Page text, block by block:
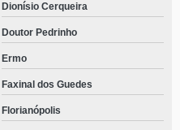
Dionísio Cerqueira
Doutor Pedrinho
Ermo
Faxinal dos Guedes
Florianópolis